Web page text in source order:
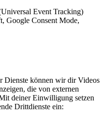
Event Tracking)
Google Consent Mode,
Dienste können wir dir Videos
die von externen
deiner Einwilligung setzen
Drittdienste ein: